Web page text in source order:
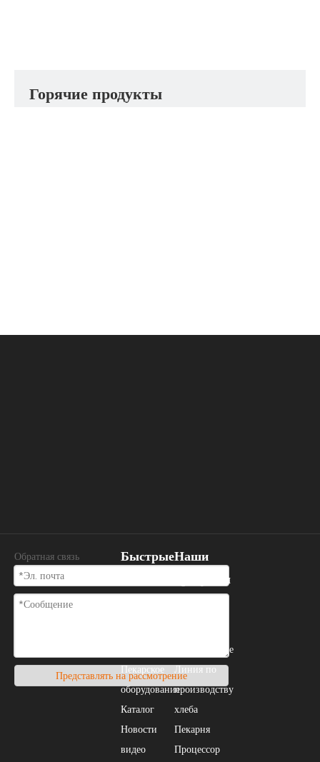
Горячие продукты
Обратная связь
Представлять на рассмотрение
Быстрые
Пекарское
оборудование
Каталог
Новости
видео
Наши
продукты
оборудование
Линия по
производству
хлеба
Пекарня
Процессор